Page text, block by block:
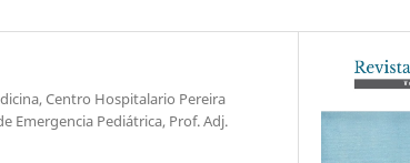
Centro Hospitalario Pereira
Emergencia Pediátrica, Prof. Adj.